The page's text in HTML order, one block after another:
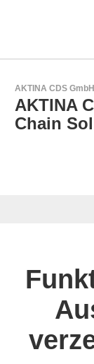
Aker
AKER: